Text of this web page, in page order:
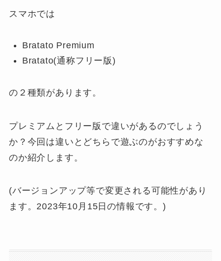
スマホでは
Bratato Premium
Bratato(通称フリー版)
の２種類があります。
プレミアムとフリー版で違いがあるのでしょう
か？今回は違いとどちらで遊ぶのがおすすめな
のか紹介します。
(バージョンアップ等で変更される可能性があり
ます。2023年10月15日の情報です。)